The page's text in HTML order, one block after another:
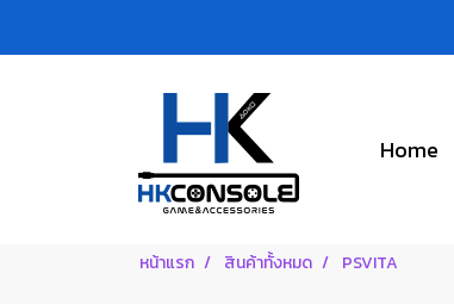
Home
หน้าแรก สินค้าทั้งหมด PSVITA